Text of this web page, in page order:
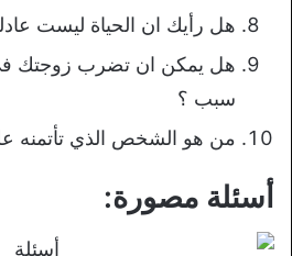
هل رأيك ان الحياة ليست
هل يمكن ان تضرب زوجتك في
سبب ؟
من هو الشخص الذي تأتمنه
أسئلة مصورة: